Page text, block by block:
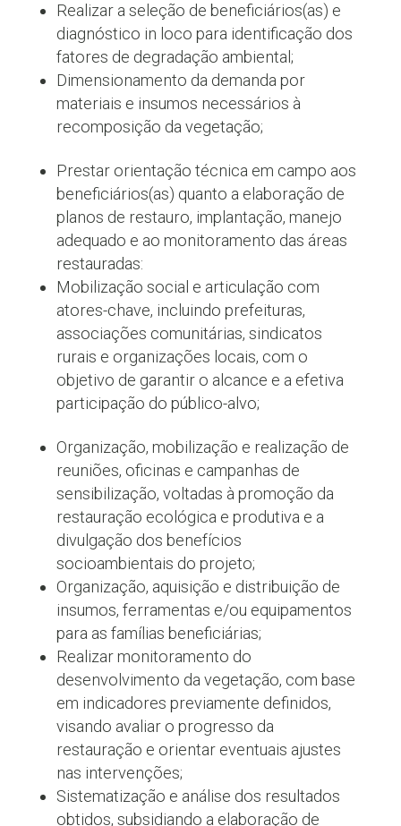
Realizar a seleção de beneficiários(as) e
diagnóstico in loco para identificação dos
fatores de degradação ambiental;
Dimensionamento da demanda por
materiais e insumos necessários à
recomposição da vegetação;
Prestar orientação técnica em campo aos
beneficiários(as) quanto a elaboração de
planos de restauro, implantação, manejo
adequado e ao monitoramento das áreas
restauradas:
Mobilização social e articulação com
atores-chave, incluindo prefeituras,
associações comunitárias, sindicatos
rurais e organizações locais, com o
objetivo de garantir o alcance e a efetiva
participação do público-alvo;
Organização, mobilização e realização de
reuniões, oficinas e campanhas de
sensibilização, voltadas à promoção da
restauração ecológica e produtiva e a
divulgação dos benefícios
socioambientais do projeto;
Organização, aquisição e distribuição de
insumos, ferramentas e/ou equipamentos
para as famílias beneficiárias;
Realizar monitoramento do
desenvolvimento da vegetação, com base
em indicadores previamente definidos,
visando avaliar o progresso da
restauração e orientar eventuais ajustes
nas intervenções;
Sistematização e análise dos resultados
obtidos, subsidiando a elaboração de